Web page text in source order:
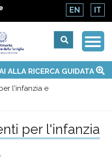
EN IT
ALLA RICERCA GUIDATA
l'infanzia e
per l'infanzia